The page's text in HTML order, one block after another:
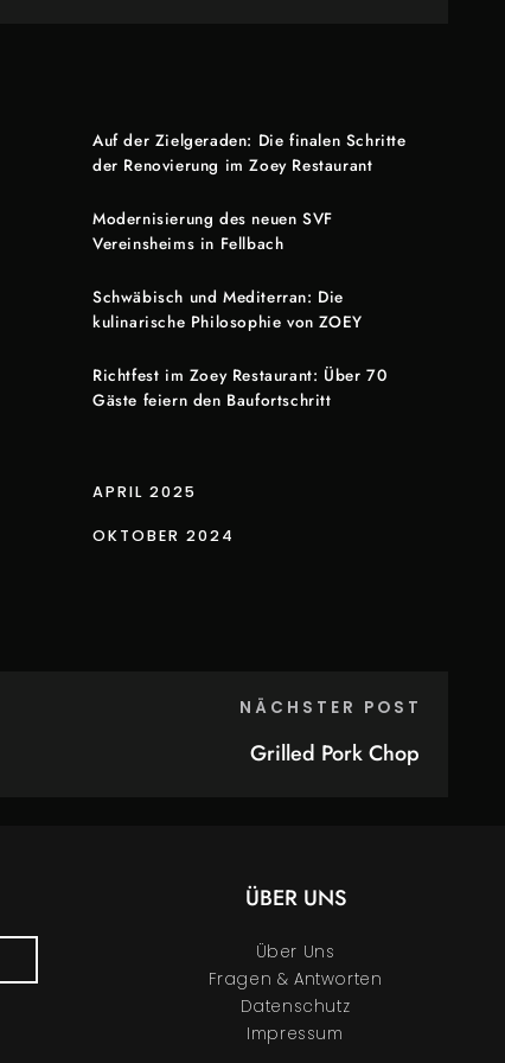
Auf der Zielgeraden: Die finalen Schritte
der Renovierung im Zoey Restaurant
Modernisierung des neuen SVF
Vereinsheims in Fellbach
Schwäbisch und Mediterran: Die
kulinarische Philosophie von ZOEY
Richtfest im Zoey Restaurant: Über 70
Gäste feiern den Baufortschritt
APRIL 2025
OKTOBER 2024
NÄCHSTER POST
Grilled Pork Chop
ÜBER UNS
Über Uns
Fragen & Antworten
Datenschutz
Impressum